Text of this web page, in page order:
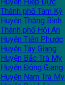
Thành phố Tam Kỳ
Huyện Thăng Bình
Thành phố Hội An
Huyện Tiên Phước
Huyện Tây Giang
Huyện Bắc Trà My
Huyện Đông Giang
Huyện Nam Trà My